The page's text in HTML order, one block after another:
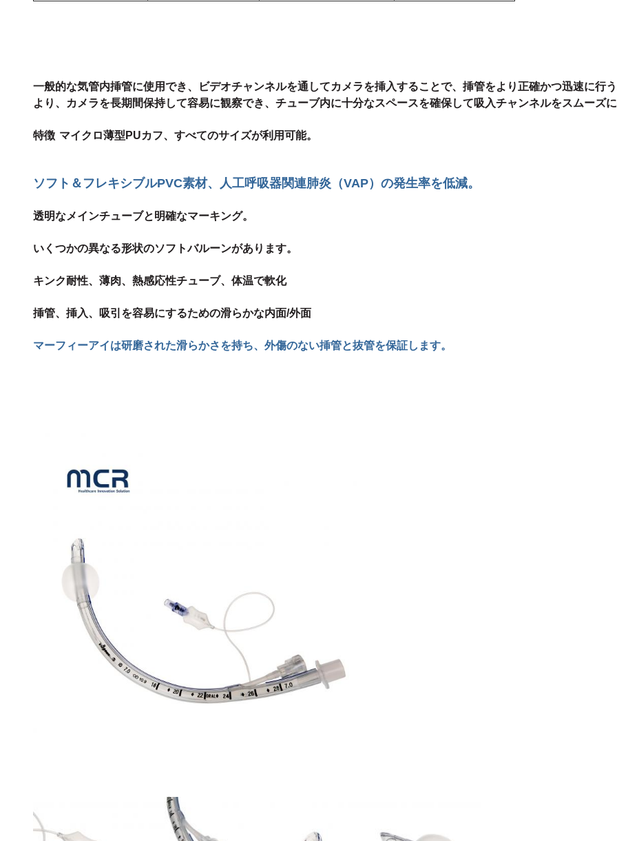
一般的な気管内挿管に使用でき、ビデオチャンネルを通してカメラを挿入することで、挿管をより正確かつ迅速に行う
より、カメラを長期間保持して容易に観察でき、チューブ内に十分なスペースを確保して吸入チャンネルをスムーズに
特徴 マイクロ薄型PUカフ、すべてのサイズが利用可能。
ソフト＆フレキシブルPVC素材、人工呼吸器関連肺炎（VAP）の発生率を低減。
透明なメインチューブと明確なマーキング。
いくつかの異なる形状のソフトバルーンがあります。
キンク耐性、薄肉、熱感応性チューブ、体温で軟化
挿管、挿入、吸引を容易にするための滑らかな内面/外面
マーフィーアイは研磨された滑らかさを持ち、外傷のない挿管と抜管を保証します。